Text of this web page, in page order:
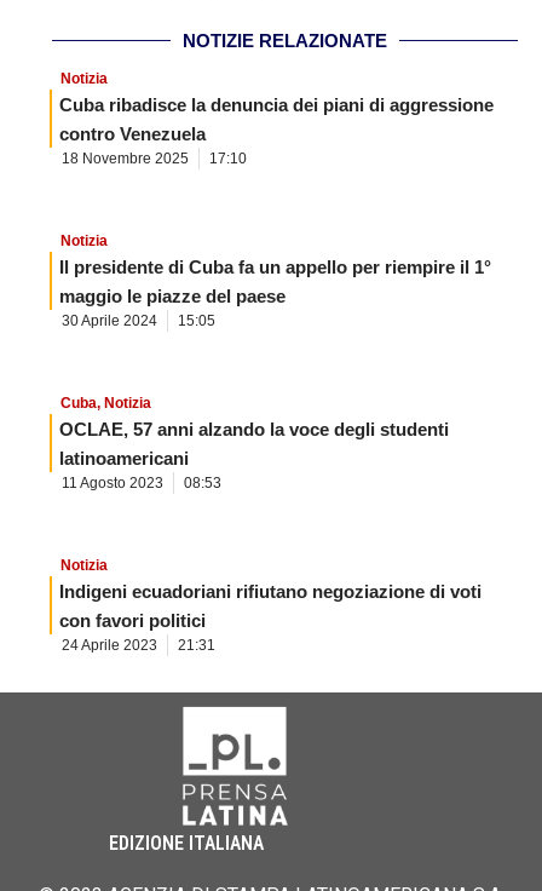
NOTIZIE RELAZIONATE
Notizia
Cuba ribadisce la denuncia dei piani di aggressione
contro Venezuela
18 Novembre 2025 17:10
Notizia
Il presidente di Cuba fa un appello per riempire il 1°
maggio le piazze del paese
30 Aprile 2024 15:05
Cuba, Notizia
OCLAE, 57 anni alzando la voce degli studenti
latinoamericani
11 Agosto 2023 08:53
Notizia
Indigeni ecuadoriani rifiutano negoziazione di voti
con favori politici
24 Aprile 2023 21:31
EDIZIONE ITALIANA